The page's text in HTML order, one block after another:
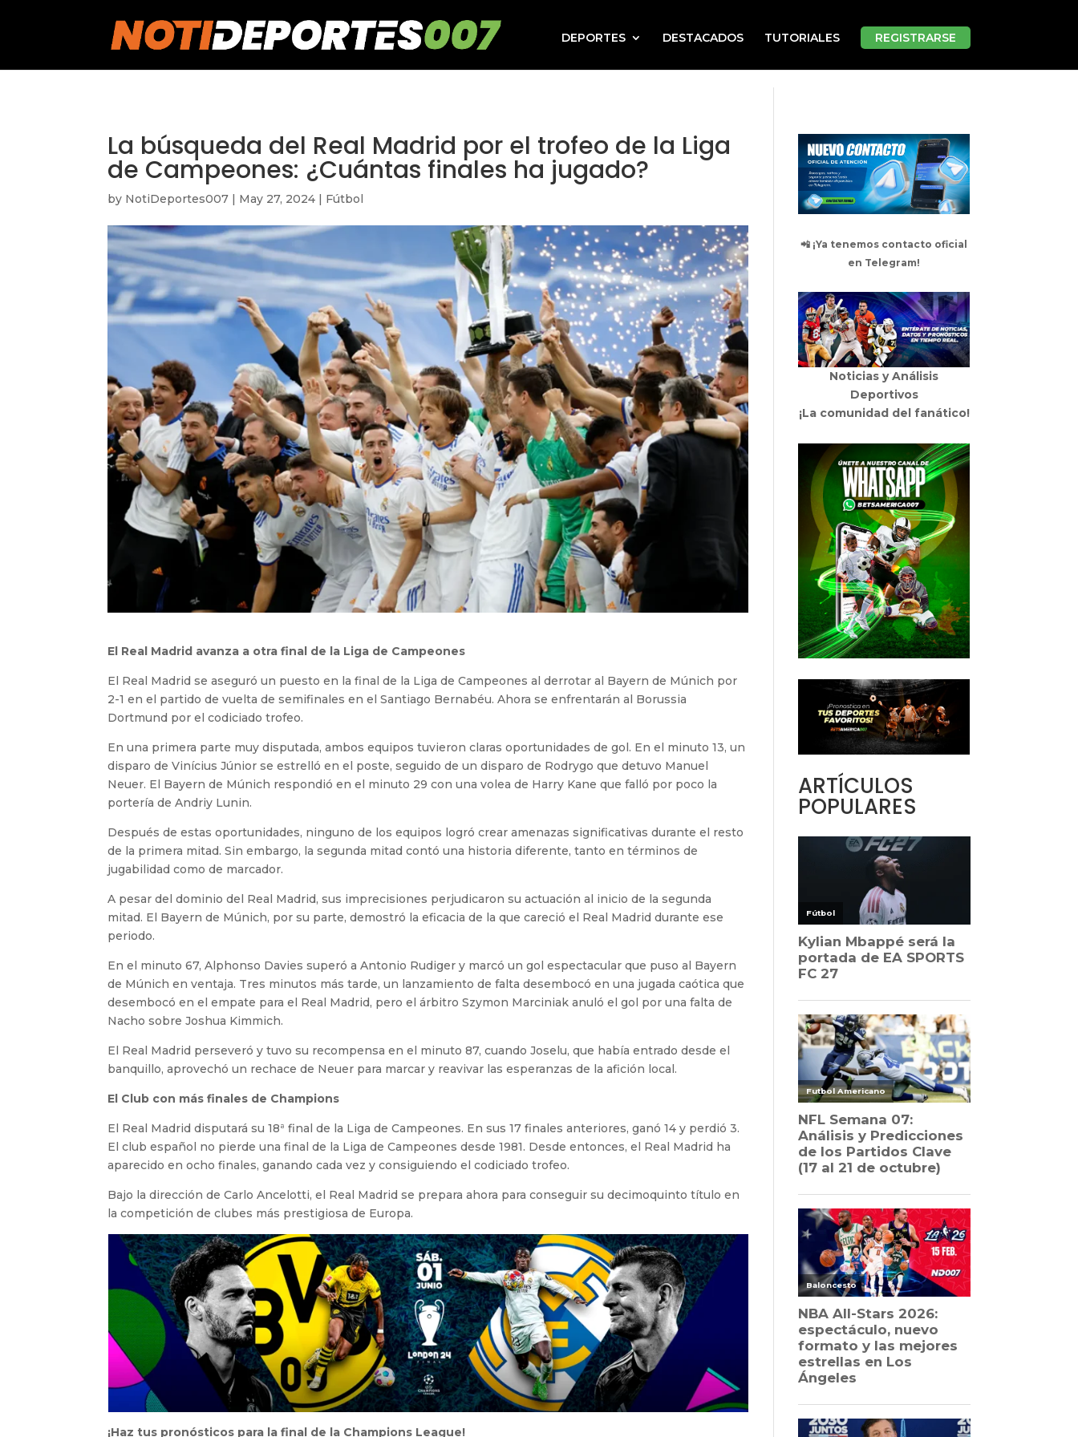
DEPORTES
DESTACADOS TUTORIALES REGISTRARSE
La búsqueda del Real Madrid por el trofeo de la Liga
de Campeones: ¿Cuántas finales ha jugado?
by NotiDeportes007 | May 27, 2024 | Fútbol
El Real Madrid avanza a otra final de la Liga de Campeones
El Real Madrid se aseguró un puesto en la final de la Liga de Campeones al derrotar al Bayern de Múnich por
2-1 en el partido de vuelta de semifinales en el Santiago Bernabéu. Ahora se enfrentarán al Borussia
Dortmund por el codiciado trofeo.
En una primera parte muy disputada, ambos equipos tuvieron claras oportunidades de gol. En el minuto 13, un
disparo de Vinícius Júnior se estrelló en el poste, seguido de un disparo de Rodrygo que detuvo Manuel
Neuer. El Bayern de Múnich respondió en el minuto 29 con una volea de Harry Kane que falló por poco la
portería de Andriy Lunin.
Después de estas oportunidades, ninguno de los equipos logró crear amenazas significativas durante el resto
de la primera mitad. Sin embargo, la segunda mitad contó una historia diferente, tanto en términos de
jugabilidad como de marcador.
A pesar del dominio del Real Madrid, sus imprecisiones perjudicaron su actuación al inicio de la segunda
mitad. El Bayern de Múnich, por su parte, demostró la eficacia de la que careció el Real Madrid durante ese
periodo.
En el minuto 67, Alphonso Davies superó a Antonio Rudiger y marcó un gol espectacular que puso al Bayern
de Múnich en ventaja. Tres minutos más tarde, un lanzamiento de falta desembocó en una jugada caótica que
desembocó en el empate para el Real Madrid, pero el árbitro Szymon Marciniak anuló el gol por una falta de
Nacho sobre Joshua Kimmich.
El Real Madrid perseveró y tuvo su recompensa en el minuto 87, cuando Joselu, que había entrado desde el
banquillo, aprovechó un rechace de Neuer para marcar y reavivar las esperanzas de la afición local.
El Club con más finales de Champions
El Real Madrid disputará su 18ª final de la Liga de Campeones. En sus 17 finales anteriores, ganó 14 y perdió 3.
El club español no pierde una final de la Liga de Campeones desde 1981. Desde entonces, el Real Madrid ha
aparecido en ocho finales, ganando cada vez y consiguiendo el codiciado trofeo.
Bajo la dirección de Carlo Ancelotti, el Real Madrid se prepara ahora para conseguir su decimoquinto título en
la competición de clubes más prestigiosa de Europa.
¡Haz tus pronósticos para la final de la Champions League!
📲 ¡Ya tenemos contacto oficial
en Telegram!
Noticias y Análisis
Deportivos
¡La comunidad del fanático!
ARTÍCULOS
POPULARES